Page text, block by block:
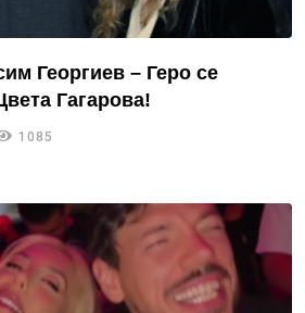
Георгиев – Геро се
Гагарова!
1085